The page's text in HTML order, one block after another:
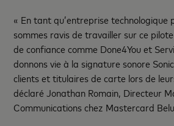
« En tant qu’entreprise technologique
sommes ravis de travailler sur ce
de confiance comme Done4You et
donnons vie à la signature sonore
clients et titulaires de carte lors de
déclaré Jonathan Romain, Directeur
Communications chez Mastercard